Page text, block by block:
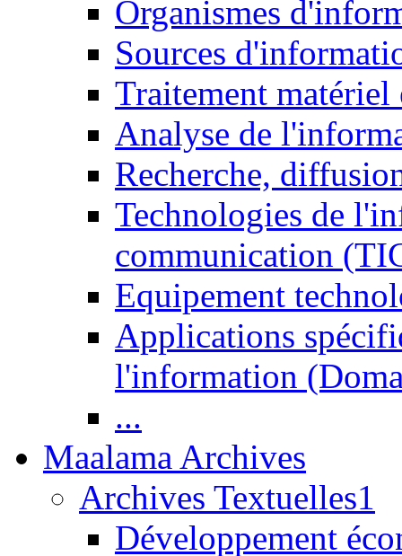
Organismes
Sources
Traitement matériel
Analyse de
Recherche,
Technologies de
communication
Equipement
Applications
l'information
...
Maalama Archives
Archives Textuelles1
Développement